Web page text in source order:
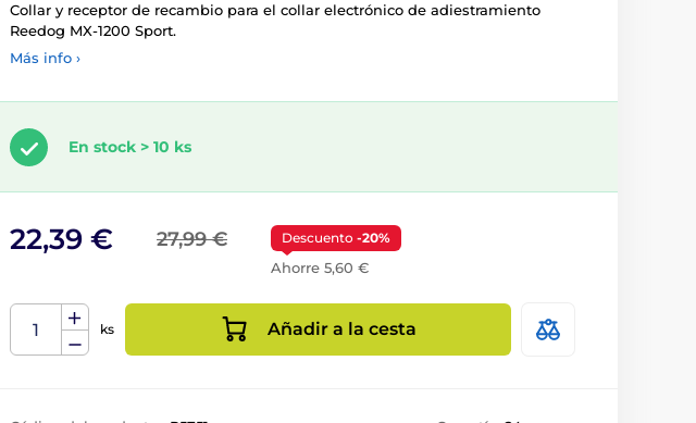
Collar y receptor de recambio para el collar electrónico de adiestramiento
Reedog MX-1200 Sport.
Más info ›
En stock > 10 ks
27,99 €
22,39 € Descuento -20%
Ahorre 5,60 €
ks Añadir a la cesta